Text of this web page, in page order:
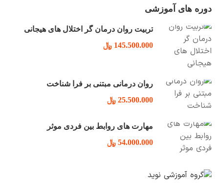
دوره های آموزشی
تربیت روان درمان گر اختلال های هیجانی
145.500.000 ﷼
روان درمانی مبتنی بر فرا شناخت
25.500.000 ﷼
مهارت های روابط بین فردی موثر
54.000.000 ﷼